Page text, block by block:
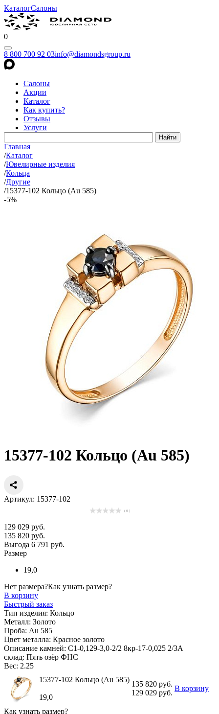
КаталогСалоны
0
8 800 700 92 03info@diamondsgroup.ru
Салоны
Акции
Каталог
Как купить?
Отзывы
Услуги
Главная
/Каталог
/Ювелирные изделия
/Кольца
/Другие
/15377-102 Кольцо (Au 585)
-5%
15377-102 Кольцо (Au 585)
Артикул: 15377-102
( 0 )
129 029 руб.
135 820 руб.
Выгода 6 791 руб.
Размер
19,0
Нет размера?Как узнать размер?
В корзину
Быстрый заказ
Тип изделия: Кольцо
Металл: Золото
Проба: Au 585
Цвет металла: Красное золото
Описание камней: С1-0,129-3,0-2/2 8кр-17-0,025 2/3А
склад: Пять озёр ФНС
Вес: 2.25
15377-102 Кольцо (Au 585)
135 820 руб.
129 029 руб.
В корзину
19,0
Как узнать размер?